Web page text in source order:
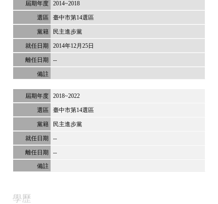
2014~2018
臺中市第14選區
民主進步黨
2014年12月25日
--
2018~2022
臺中市第14選區
民主進步黨
--
--
學歷